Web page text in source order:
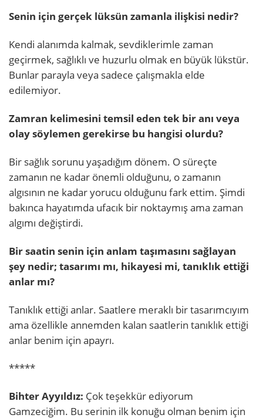
Senin için gerçek lüksün zamanla ilişkisi nedir?
Kendi alanımda kalmak, sevdiklerimle zaman
geçirmek, sağlıklı ve huzurlu olmak en büyük lükstür.
Bunlar parayla veya sadece çalışmakla elde
edilemiyor.
Zamran kelimesini temsil eden tek bir anı veya
olay söylemen gerekirse bu hangisi olurdu?
Bir sağlık sorunu yaşadığım dönem. O süreçte
zamanın ne kadar önemli olduğunu, o zamanın
algısının ne kadar yorucu olduğunu fark ettim. Şimdi
bakınca hayatımda ufacık bir noktaymış ama zaman
algımı değiştirdi.
Bir saatin senin için anlam taşımasını sağlayan
şey nedir; tasarımı mı, hikayesi mi, tanıklık ettiği
anlar mı?
Tanıklık ettiği anlar. Saatlere meraklı bir tasarımcıyım
ama özellikle annemden kalan saatlerin tanıklık ettiği
anlar benim için apayrı.
*****
Bihter Ayyıldız: Çok teşekkür ediyorum
Gamzeciğim. Bu serinin ilk konuğu olman benim için